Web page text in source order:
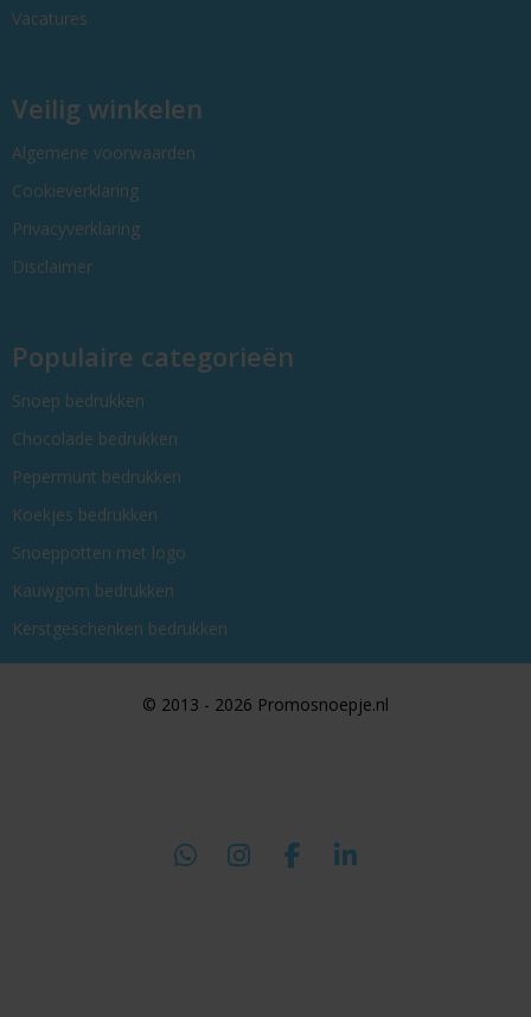
Vacatures
Veilig winkelen
Algemene voorwaarden
Cookieverklaring
Privacyverklaring
Disclaimer
Populaire categorieën
Snoep bedrukken
Chocolade bedrukken
Pepermunt bedrukken
Koekjes bedrukken
Snoeppotten met logo
Kauwgom bedrukken
Kerstgeschenken bedrukken
© 2013 - 2026 Promosnoepje.nl